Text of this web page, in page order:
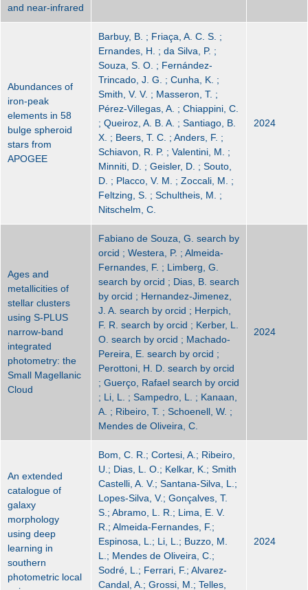
and near-infrared
Abundances of
iron-peak
elements in 58
bulge spheroid
stars from
APOGEE
Barbuy, B. ; Friaça, A. C. S. ;
Ernandes, H. ; da Silva, P. ;
Souza, S. O. ; Fernández-
Trincado, J. G. ; Cunha, K. ;
Smith, V. V. ; Masseron, T. ;
Pérez-Villegas, A. ; Chiappini, C.
; Queiroz, A. B. A. ; Santiago, B.
X. ; Beers, T. C. ; Anders, F. ;
Schiavon, R. P. ; Valentini, M. ;
Minniti, D. ; Geisler, D. ; Souto,
D. ; Placco, V. M. ; Zoccali, M. ;
Feltzing, S. ; Schultheis, M. ;
Nitschelm, C.
2024
Ages and
metallicities of
stellar clusters
using S-PLUS
narrow-band
integrated
photometry: the
Small Magellanic
Cloud
Fabiano de Souza, G. search by
orcid ; Westera, P. ; Almeida-
Fernandes, F. ; Limberg, G.
search by orcid ; Dias, B. search
by orcid ; Hernandez-Jimenez,
J. A. search by orcid ; Herpich,
F. R. search by orcid ; Kerber, L.
O. search by orcid ; Machado-
Pereira, E. search by orcid ;
Perottoni, H. D. search by orcid
; Guerço, Rafael search by orcid
; Li, L. ; Sampedro, L. ; Kanaan,
A. ; Ribeiro, T. ; Schoenell, W. ;
Mendes de Oliveira, C.
2024
An extended
catalogue of
galaxy
morphology
using deep
learning in
southern
photometric local
Bom, C. R.; Cortesi, A.; Ribeiro,
U.; Dias, L. O.; Kelkar, K.; Smith
Castelli, A. V.; Santana-Silva, L.;
Lopes-Silva, V.; Gonçalves, T.
S.; Abramo, L. R.; Lima, E. V.
R.; Almeida-Fernandes, F.;
Espinosa, L.; Li, L.; Buzzo, M.
L.; Mendes de Oliveira, C.;
Sodré, L.; Ferrari, F.; Alvarez-
Candal, A.; Grossi, M.; Telles,
2024